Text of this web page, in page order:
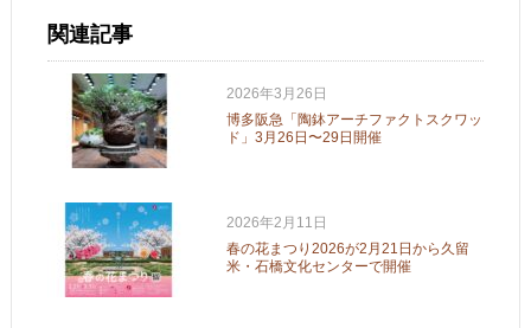
関連記事
2026年3月26日
博多阪急「陶鉢アーチファクトスクワッ
ド」3月26日〜29日開催
2026年2月11日
春の花まつり2026が2月21日から久留
米・石橋文化センターで開催